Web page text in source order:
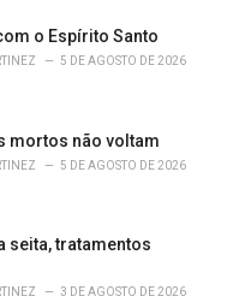
o Espírito Santo
5 DE AGOSTO DE 2026
mortos não voltam
5 DE AGOSTO DE 2026
seita, tratamentos
3 DE AGOSTO DE 2026